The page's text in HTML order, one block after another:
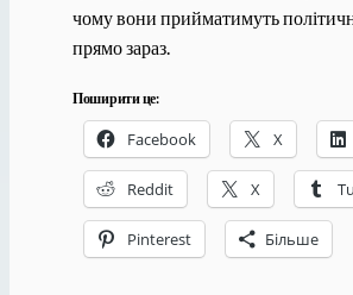
чому вони прийматимуть
прямо зараз.
Поширити це:
Facebook X
Reddit X
Pinterest Більше